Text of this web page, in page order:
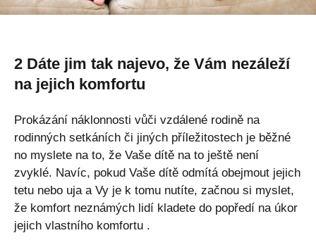
2 Dáte jim tak najevo, že Vám nezáleží
na jejich komfortu
Prokázání náklonnosti vůči vzdálené rodině na
rodinných setkáních či jiných příležitostech je běžné
no myslete na to, že Vaše dítě na to ještě není
zvyklé. Navíc, pokud Vaše dítě odmítá obejmout jejich
tetu nebo uja a Vy je k tomu nutíte, začnou si myslet,
že komfort neznámých lidí kladete do popředí na úkor
jejich vlastního komfortu .